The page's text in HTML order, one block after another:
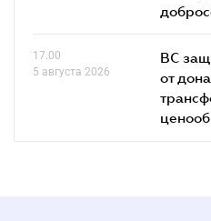
17.00
5 августа 2026
ВС
от